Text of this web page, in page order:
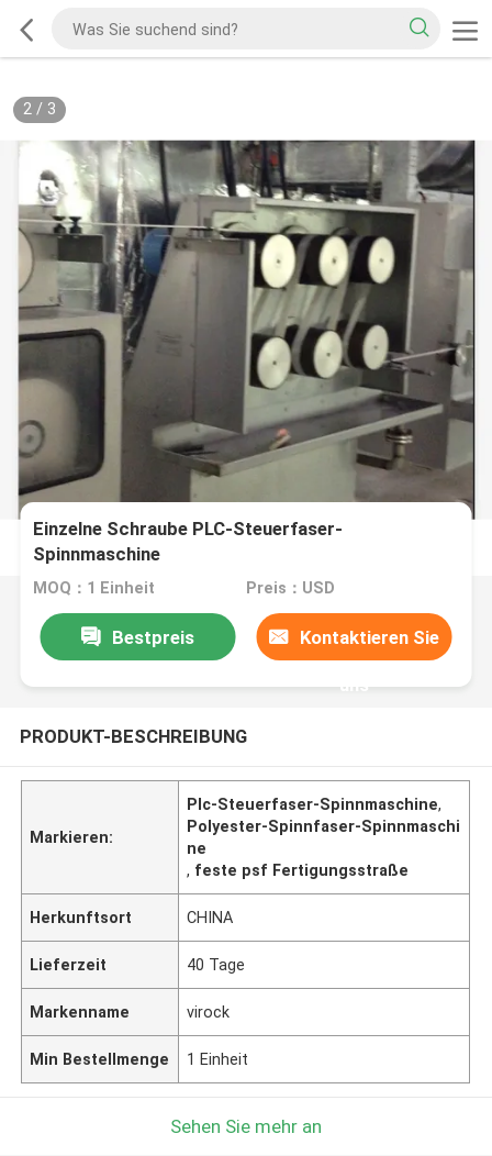
2/ 3
Einzelne Schraube PLC-Steuerfaser-
Spinnmaschine
MOQ：1 Einheit Preis：USD
Bestpreis Kontaktieren Sie
uns
PRODUKT-BESCHREIBUNG
Markieren:
Plc-Steuerfaser-Spinnmaschine,
Polyester-Spinnfaser-Spinnmaschi
ne
, feste psf Fertigungsstraße
Herkunftsort CHINA
Lieferzeit 40 Tage
Markenname virock
Min Bestellmenge 1 Einheit
Sehen Sie mehr an